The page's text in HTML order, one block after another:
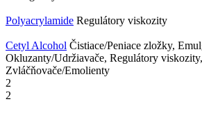
Polyacrylamide Regulátory viskozity
Cetyl Alcohol Čistiace/Peniace zložky,
Okluzanty/Udržiavače, Regulátory viskozity,
Zvláčňovače/Emolienty
2
2